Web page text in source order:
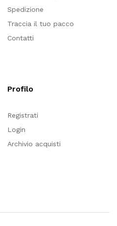
Spedizione
Traccia il tuo pacco
Contatti
Profilo
Registrati
Login
Archivio acquisti